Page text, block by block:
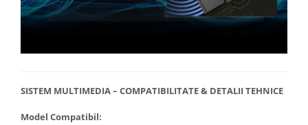
SISTEM MULTIMEDIA – COMPATIBILITATE & DETALII TEHNICE
Model Compatibil: